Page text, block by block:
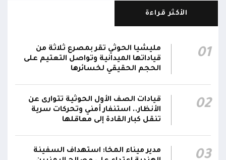
الانتهاء وإمدادات الغاز ستعود تدريجياً لتغطية
رئيس مجلس القيادة يُصدر قراراً بتعيين يحيى
محمد كزمان وكيلاً لقطاع الأمن الداخلي، وأحمد
سعد السقطري وكيلاً لقطاع الأمن الخارجي؛ في
رئيس مجلس القيادة يعين اللواء الركن طيار
عبدالعزيز سعيد المحيا قائداً للقوات الجوية والدفاع
الجوي.. ويُعين العميد ناشر منصور باجري رئيساً
الأكثر قراءة
01
مليشيا الحوثي تقر بمصرع ثلاثة من
قياداتها الميدانية وتواصل التعتيم على
الحجم الحقيقي لخسائرها
02
قيادات الصف الأول الحوثية تتوارى عن
الأنظار.. استنفار أمني وتحركات سرية
تنقل كبار القادة إلى معاقلها
03
مدير ميناء المخا: استهداف السفينة